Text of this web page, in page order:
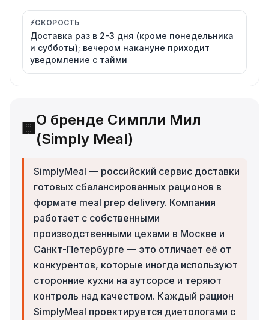
⚡СКОРОСТЬ
Доставка раз в 2-3 дня (кроме понедельника
и субботы); вечером накануне приходит
уведомление с тайми
🏢
О бренде Симпли Мил
(Simply Meal)
SimplyMeal — российский сервис доставки
готовых сбалансированных рационов в
формате meal prep delivery. Компания
работает с собственными
производственными цехами в Москве и
Санкт-Петербурге — это отличает её от
конкурентов, которые иногда используют
сторонние кухни на аутсорсе и теряют
контроль над качеством. Каждый рацион
SimplyMeal проектируется диетологами с